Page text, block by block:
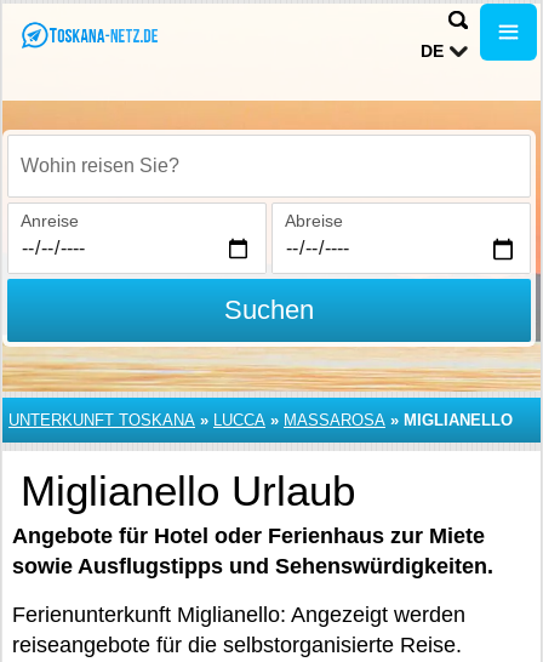
DE
Wohin reisen Sie?
Anreise Abreise
Suchen
UNTERKUNFT TOSKANA » LUCCA » MASSAROSA » MIGLIANELLO
Miglianello Urlaub
Angebote für Hotel oder Ferienhaus zur Miete
sowie Ausflugstipps und Sehenswürdigkeiten.
Ferienunterkunft Miglianello: Angezeigt werden
reiseangebote für die selbstorganisierte Reise.